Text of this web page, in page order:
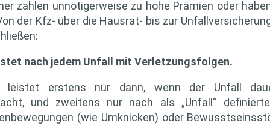
zahlen unnötigerweise zu hohe Prämien oder
der Kfz- über die Hausrat- bis zur
nach jedem Unfall mit Verletzungsfolgen.
leistet erstens nur dann, wenn der Unfall
und zweitens nur nach als „Unfall“
(wie Umknicken) oder